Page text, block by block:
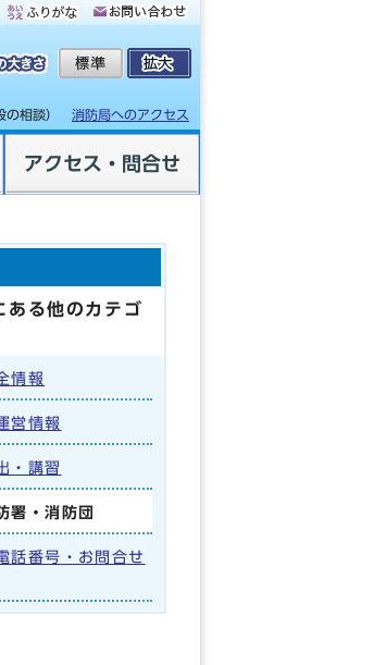
の相談） 消防局へのアクセス
アクセス・問合せ
ある他のカテゴ
情報
営情報
・講習
署・消防団
話番号・お問合せ